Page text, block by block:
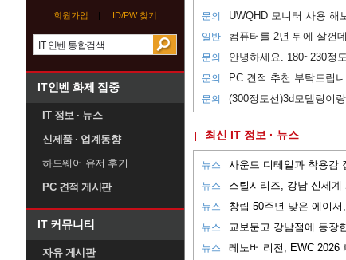
회원가입 ID/PW 찾기
IT인벤 화제 집중
IT 정보 · 뉴스
신제품 · 업계동향
하드웨어 유저 후기
PC 견적 게시판
IT 커뮤니티
자유 게시판
문의
일반 컴퓨터를 2년 뒤에 살껀
문의 안녕하세요. 180~230정
문의 PC 견적 추천 부탁드립
문의
최신 IT 정보 · 뉴스
뉴스
뉴스
뉴스
뉴스
뉴스